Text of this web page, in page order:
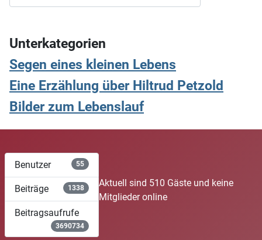
Unterkategorien
Segen eines kleinen Lebens
Eine Erzählung über Hiltrud Petzold
Bilder zum Lebenslauf
Benutzer 55
Beiträge 1338
Beitragsaufrufe
3690734
Aktuell sind 510 Gäste und keine
Mitglieder online